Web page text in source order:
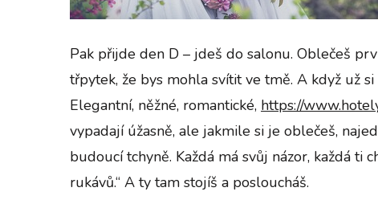
Pak přijde den D – jdeš do salonu. Oblečeš
třpytek, že bys mohla svítit ve tmě. A když už
Elegantní, něžné, romantické, https://
vypadají úžasně, ale jakmile si je oblečeš,
budoucí tchyně. Každá má svůj názor, každá ti
rukávů.“ A ty tam stojíš a posloucháš.